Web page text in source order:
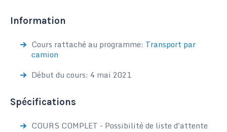
Information
Cours rattaché au programme: Transport par
camion
Début du cours: 4 mai 2021
Spécifications
COURS COMPLET - Possibilité de liste d'attente